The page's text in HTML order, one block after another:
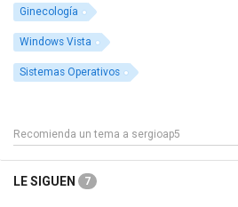
Ginecología
Windows Vista
Sistemas Operativos
LE SIGUEN 7